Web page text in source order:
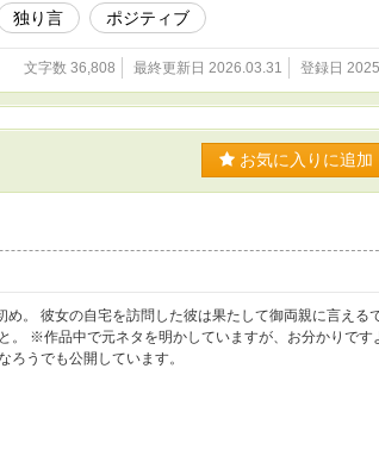
独り言 ポジティブ
文字数 36,808 最終更新日 2026.03.31 登録日
お気に入りに追加
め。 彼女の自宅を訪問した彼は果たして御両親に言える
。 ※作品中で元ネタを明かしていますが、お分かりです
うでも公開しています。